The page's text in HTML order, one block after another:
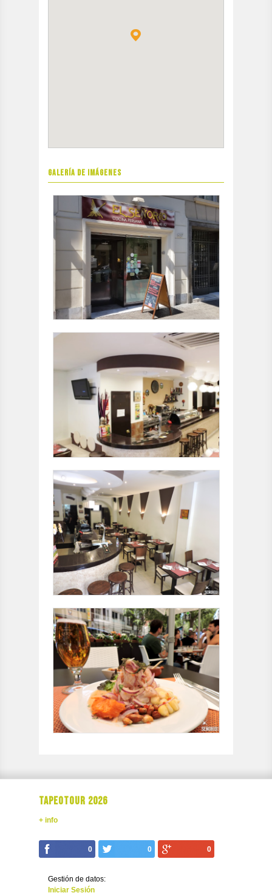
GALERÍA DE IMÁGENES
TAPEOTOUR 2026
+ info
0 0 0
Gestión de datos:
Iniciar Sesión